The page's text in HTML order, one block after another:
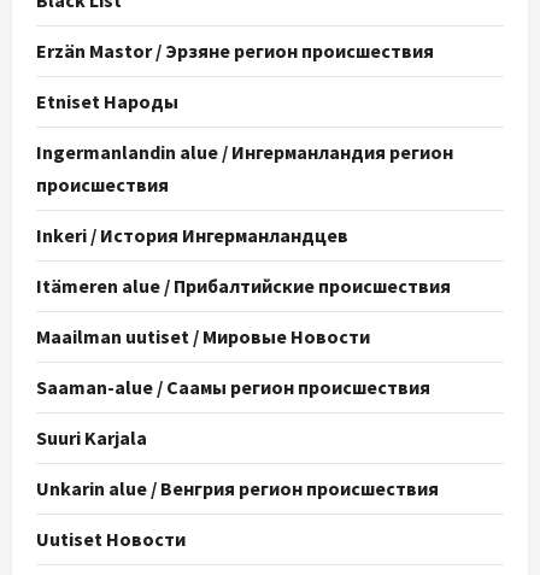
Erzän Mastor / Эрзяне регион происшествия
Etniset Народы
Ingermanlandin alue / Ингерманландия регион
происшествия
Inkeri / История Ингерманландцев
Itämeren alue / Прибалтийские происшествия
Maailman uutiset / Мировые Новости
Saaman-alue / Саамы регион происшествия
Suuri Karjala
Unkarin alue / Венгрия регион происшествия
Uutiset Новости